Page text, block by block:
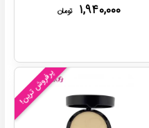
۱,۹۴۰,۰۰۰ تومان
پرفروش ترین!